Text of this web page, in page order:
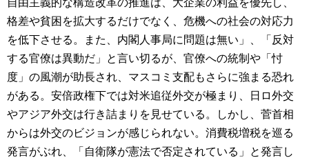
格差や貧困を拡大するだけでなく、危機への社会の対応力
を低下させる。また、内閣人事局に問題は無い」、「反対
する官僚は異動だ」と言い切るが、官僚への統制や「忖
度」の風潮が助長され、マスコミ支配もさらに強まる恐れ
がある。安倍政権下では対米追従外交が極まり、日ロ外交
やアジア外交は行き詰まりを見せている。しかし、菅首相
からは外交のビジョンが感じられない。消費税増税を巡る
発言がぶれ、「自衛隊が憲法で否定されている」と発言し